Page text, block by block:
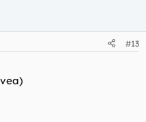
#13